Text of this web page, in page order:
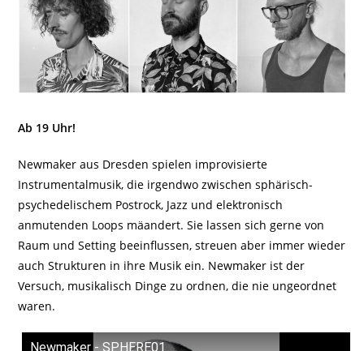
Ab 19 Uhr!
Newmaker aus Dresden spielen improvisierte
Instrumentalmusik, die irgendwo zwischen sphärisch-
psychedelischem Postrock, Jazz und elektronisch
anmutenden Loops mäandert. Sie lassen sich gerne von
Raum und Setting beeinflussen, streuen aber immer wieder
auch Strukturen in ihre Musik ein. Newmaker ist der
Versuch, musikalisch Dinge zu ordnen, die nie ungeordnet
waren.
Newmaker - SPHERE01